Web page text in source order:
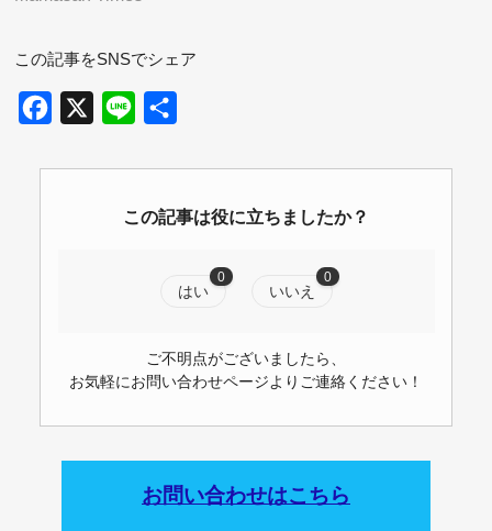
この記事をSNSでシェア
Facebook
X Line
この記事は役に立ちましたか？
はい
0
いいえ
0
ご不明点がございましたら、
お気軽にお問い合わせページよりご連絡ください！
お問い合わせはこちら